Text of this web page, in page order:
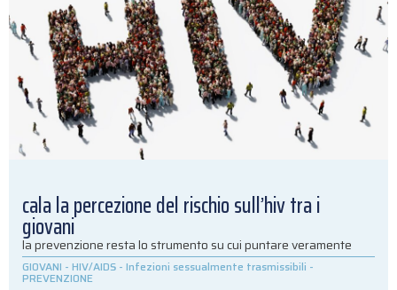
cala la percezione del rischio sull’hiv tra i
giovani
la prevenzione resta lo strumento su cui puntare veramente
GIOVANI - HIV/AIDS - Infezioni sessualmente trasmissibili -
PREVENZIONE